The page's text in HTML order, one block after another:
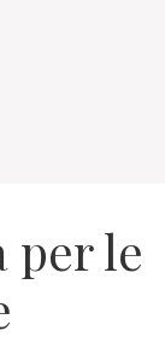
per le